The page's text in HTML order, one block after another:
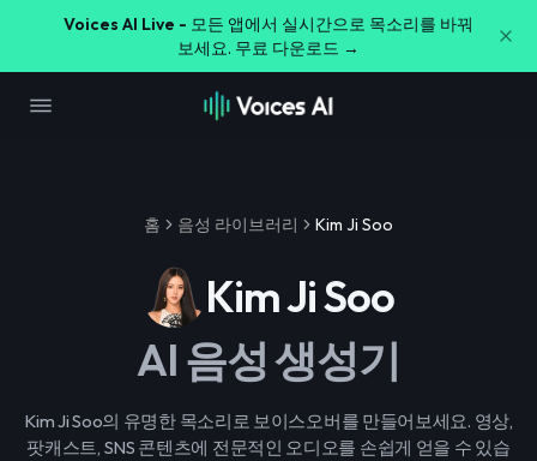
Voices AI Live - 모든 앱에서 실시간으로 목소리를 바꿔
보세요. 무료 다운로드 →
홈 음성 라이브러리 Kim Ji Soo
Kim Ji Soo
AI 음성 생성기
Kim Ji Soo의 유명한 목소리로 보이스오버를 만들어보세요. 영상,
팟캐스트, SNS 콘텐츠에 전문적인 오디오를 손쉽게 얻을 수 있습